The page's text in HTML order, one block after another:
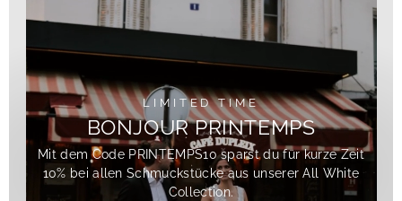
LIMITED TIME
BONJOUR PRINTEMPS
Mit dem Code PRINTEMPS10 sparst du für kurze Zeit
10% bei allen Schmuckstücke aus unserer All White
Collection.